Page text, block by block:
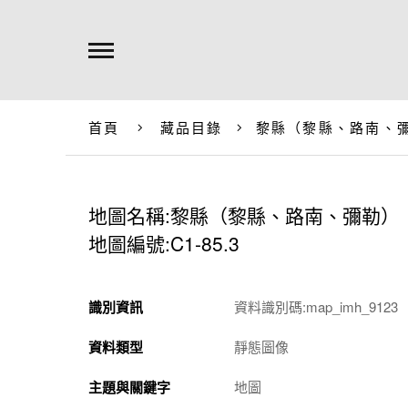
首頁 藏品目錄 黎縣（黎縣、路南、
地圖名稱:黎縣（黎縣、路南、彌勒）
地圖編號:C1-85.3
識別資訊 資料識別碼:map_imh_9123
資料類型 靜態圖像
主題與關鍵字 地圖